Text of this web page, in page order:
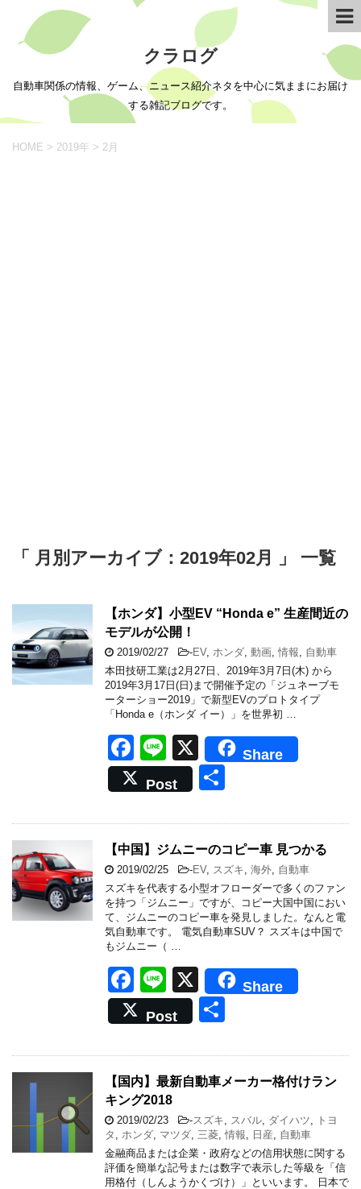
クラログ
自動車関係の情報、ゲーム、ニュース紹介ネタを中心に気ままにお届け
する雑記ブログです。
HOME > 2019年 > 2月
「 月別アーカイブ：2019年02月 」 一覧
【ホンダ】小型EV “Honda e” 生産間近の
モデルが公開！
2019/02/27 -EV, ホンダ 動画 情報
自動車
本田技研工業は2月27日、2019年3月7日(木) から
2019年3月17日(日)まで開催予定の「ジュネーブモ
ーターショー2019」で新型EVのプロトタイプ
「Honda e（ホンダ イー）」を世界初 …
F
a
c
e
b
o
o
k
Li
n
e
X
Share
Post
【中国】ジムニーのコピー車 見つかる
2019/02/25 -EV, スズキ 海外 自動車
スズキを代表する小型オフローダーで多くのファン
を持つ「ジムニー」ですが、コピー大国中国におい
て、ジムニーのコピー車を発見しました。なんと電
気自動車です。 電気自動車SUV？ スズキは中国で
もジムニー（ …
F
a
c
e
b
o
o
k
Li
n
e
X
Share
Post
【国内】最新自動車メーカー格付けラン
キング2018
2019/02/23 -スズキ スバル ダイハツ
トヨ
タ
ホンダ マツダ 三菱 情報 日産
自動車
金融商品または企業・政府などの信用状態に関する
評価を簡単な記号または数字で表示した等級を「信
用格付（しんようかくづけ）」といいます。 日本で